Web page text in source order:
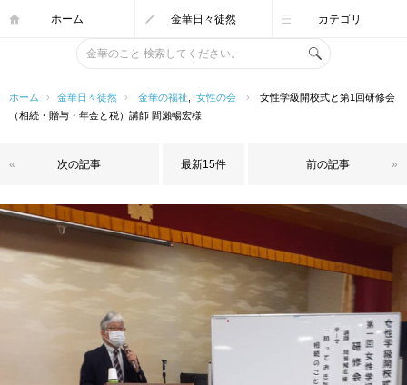
ホーム 金華日々徒然 カテゴリ
ホーム › 金華日々徒然 › 金華の福祉 女性の会 ›
女性学級開校式と第1回研修会
（相続・贈与・年金と税）講師 間瀨暢宏様
次の記事
« 最新15件 前の記事 »